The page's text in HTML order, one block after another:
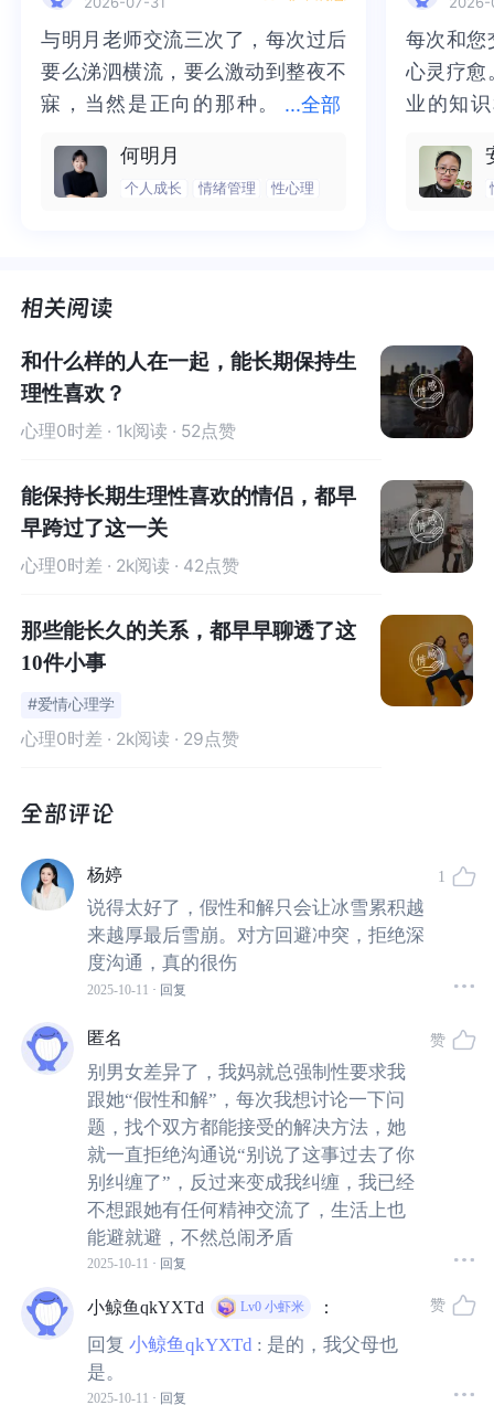
切已经翻篇。
但那个没被打开的心结，却在暗处悄悄发酵，日积月累，
失望越积越多。
堤。
亲密关系中，那个最容易导致关系破裂、却又最不易被察
觉的问题——假性和解。
01
表面的和好如初，
可能是男女间的频道错位
很多人认为，假性和解的本质是对方不愿解决问题，只想
解决“你”。
甚至有人进一步推断：TA根本没有“看见”你，说明TA根本
不爱你。
但事实上，这背后往往隐藏着更深层的性别差异。
...全部
与明月老师交流三次了，每次过后
要么涕泗横流，要么激动到整夜不
寐，当然是正向的那种。
来，觉得不必再踽踽独行，也不必
再困于桎梏，更不必觉得这半生所
前行。
与明月老师交流三次了，每次过后
要么涕泗横流，要么激动到整夜不
寐，当然是正向的那种。二十多年
不必再踽踽独行，也不必再困于桎
梏，更不必觉得这半生所积，靡有
行。
何明月
个人成长 情绪管理 性心理
每次和您
心灵疗愈
业的知
我喘不
逐渐释
每次和您
心灵疗愈
业的知识
气的情
然。感
和什么样的人在一起，能长期保持生
理性喜欢？
心理0时差 · 1k阅读 · 52点赞
能保持长期生理性喜欢的情侣，都早
早跨过了这一关
心理0时差 · 2k阅读 · 42点赞
那些能长久的关系，都早早聊透了这
10件小事
#爱情心理学
心理0时差 · 2k阅读 · 29点赞
杨婷
说得太好了，假性和解只会让冰雪累积越
来越厚最后雪崩。对方回避冲突，拒绝深
度沟通，真的很伤
2025-10-11 · 回复
1
匿名
别男女差异了，我妈就总强制性要求我
跟她“假性和解”，每次我想讨论一下问
题，找个双方都能接受的解决方法，她
就一直拒绝沟通说“别说了这事过去了你
别纠缠了”，反过来变成我纠缠，我已经
不想跟她有任何精神交流了，生活上也
能避就避，不然总闹矛盾
2025-10-11 · 回复
赞
小鲸鱼qkYXTd Lv0 小虾米 ：
回复 小鲸鱼qkYXTd : 是的，我父母也
是。
2025-10-11 · 回复
赞